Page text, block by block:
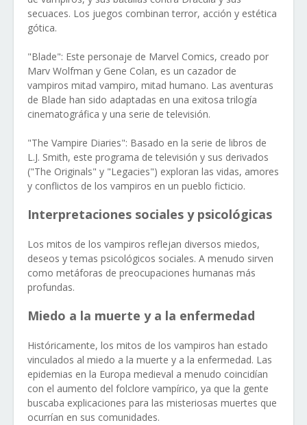
secuaces. Los juegos combinan terror, acción y estética
gótica.
"Blade": Este personaje de Marvel Comics, creado por
Marv Wolfman y Gene Colan, es un cazador de
vampiros mitad vampiro, mitad humano. Las aventuras
de Blade han sido adaptadas en una exitosa trilogía
cinematográfica y una serie de televisión.
"The Vampire Diaries": Basado en la serie de libros de
L.J. Smith, este programa de televisión y sus derivados
("The Originals" y "Legacies") exploran las vidas, amores
y conflictos de los vampiros en un pueblo ficticio.
Interpretaciones sociales y psicológicas
Los mitos de los vampiros reflejan diversos miedos,
deseos y temas psicológicos sociales. A menudo sirven
como metáforas de preocupaciones humanas más
profundas.
Miedo a la muerte y a la enfermedad
Históricamente, los mitos de los vampiros han estado
vinculados al miedo a la muerte y a la enfermedad. Las
epidemias en la Europa medieval a menudo coincidían
con el aumento del folclore vampírico, ya que la gente
buscaba explicaciones para las misteriosas muertes que
ocurrían en sus comunidades.